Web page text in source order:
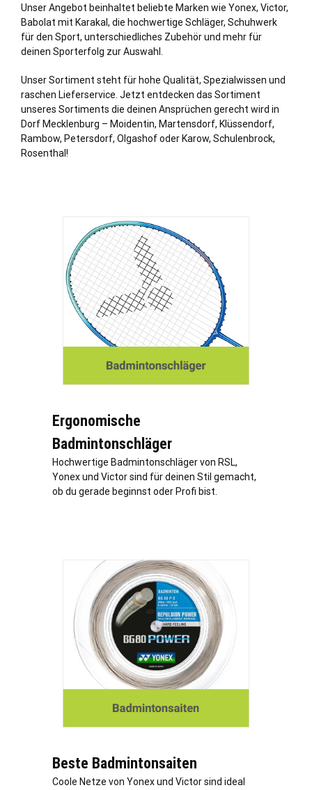
Unser Angebot beinhaltet beliebte Marken wie Yonex, Victor,
Babolat mit Karakal, die hochwertige Schläger, Schuhwerk
für den Sport, unterschiedliches Zubehör und mehr für
deinen Sporterfolg zur Auswahl.
Unser Sortiment steht für hohe Qualität, Spezialwissen und
raschen Lieferservice. Jetzt entdecken das Sortiment
unseres Sortiments die deinen Ansprüchen gerecht wird in
Dorf Mecklenburg – Moidentin, Martensdorf, Klüssendorf,
Rambow, Petersdorf, Olgashof oder Karow, Schulenbrock,
Rosenthal!
Ergonomische
Badmintonschläger
Hochwertige Badmintonschläger von RSL,
Yonex und Victor sind für deinen Stil gemacht,
ob du gerade beginnst oder Profi bist.
Beste Badmintonsaiten
Coole Netze von Yonex und Victor sind ideal